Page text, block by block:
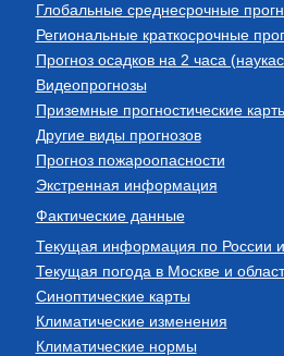
Глобальные среднесрочные
Региональные краткосрочные
Прогноз осадков на 2 часа
Видеопрогнозы
Приземные прогностические
Другие виды прогнозов
Прогноз пожароопасности
Экстренная информация
Фактические данные
Текущая информация по России
Текущая погода в Москве и
Синоптические карты
Климатические изменения
Климатические нормы